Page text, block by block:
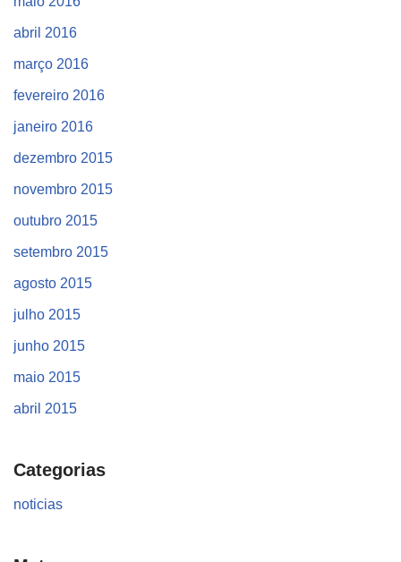
abril 2016
março 2016
fevereiro 2016
janeiro 2016
dezembro 2015
novembro 2015
outubro 2015
setembro 2015
agosto 2015
julho 2015
junho 2015
maio 2015
abril 2015
Categorias
noticias